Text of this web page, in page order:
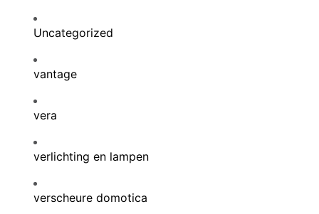
Uncategorized
vantage
vera
verlichting en lampen
verscheure domotica